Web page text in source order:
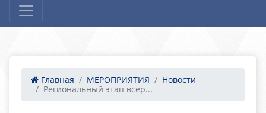
Главная МЕРОПРИЯТИЯ
Новости
Региональный этап всер...